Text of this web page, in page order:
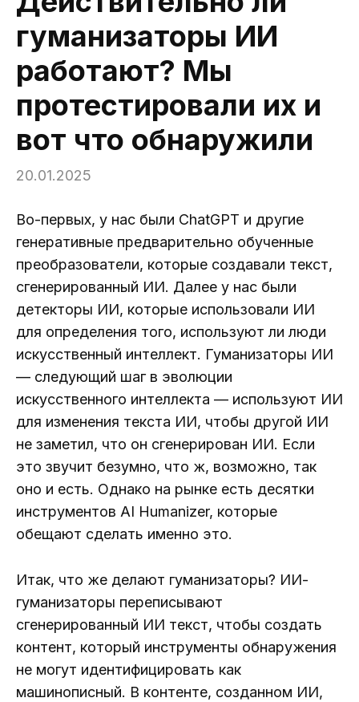
гуманизаторы ИИ
работают? Мы
протестировали их и
вот что обнаружили
20.01.2025
Во-первых, у нас были ChatGPT и другие
генеративные предварительно обученные
преобразователи, которые создавали текст,
сгенерированный ИИ. Далее у нас были
детекторы ИИ, которые использовали ИИ
для определения того, используют ли люди
искусственный интеллект. Гуманизаторы ИИ
— следующий шаг в эволюции
искусственного интеллекта — используют ИИ
для изменения текста ИИ, чтобы другой ИИ
не заметил, что он сгенерирован ИИ. Если
это звучит безумно, что ж, возможно, так
оно и есть. Однако на рынке есть десятки
инструментов AI Humanizer, которые
обещают сделать именно это.
Итак, что же делают гуманизаторы? ИИ-
гуманизаторы переписывают
сгенерированный ИИ текст, чтобы создать
контент, который инструменты обнаружения
не могут идентифицировать как
машинописный. В контенте, созданном ИИ,